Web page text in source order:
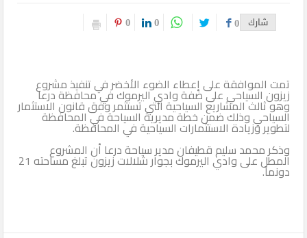
شارك 0
0
0
تمت الموافقة على إعطاء الضوء الأخضر في تنفيذ مشروع
زيزون السياحي على ضفة وادي اليرموك في محافظة درعا
وهو ثالث المشاريع السياحية التي تستثمر وفق قانون الاستثمار
السياحي وذلك ضمن خطة مديرية السياحة في المحافظة
لتطوير وزيادة الاستثمارات السياحية في المحافظة.
وذكر محمد سليم قطيفان مدير سياحة درعا أن المشروع
المطل على وادي اليرموك بجوار شلالات زيزون تبلغ مساحته 21
دونماً.